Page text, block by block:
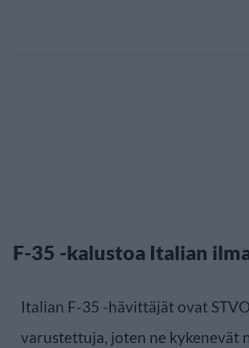
F-35 -kalustoa Italian
Italian F-35 -hävittäjät ovat
varustettuja, joten ne kykenevät